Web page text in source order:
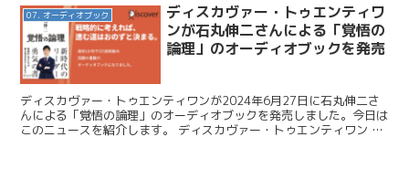
07. オーディオブック
ディスカヴァー・トゥエンティワ
ンが石丸伸二さんによる「覚悟の
論理」のオーディオブックを発売
ディスカヴァー・トゥエンティワンが2024年6月27日に石丸伸二さ
んによる「覚悟の論理」のオーディオブックを発売しました。今日は
このニュースを紹介します。 ディスカヴァー・トゥエンティワン /